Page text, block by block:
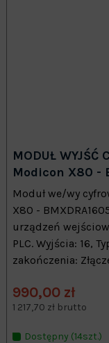
MODUŁ WYJŚĆ
Modicon X80 -
Moduł we/wy
X80 -
urządzeń
PLC. Wyjścia: 16,
zakończenia:
990,00 zł
1 217,70 zł brutto
Dostępny (14szt.)